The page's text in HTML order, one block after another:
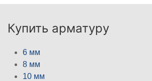
Купить арматуру
6 мм
8 мм
10 мм